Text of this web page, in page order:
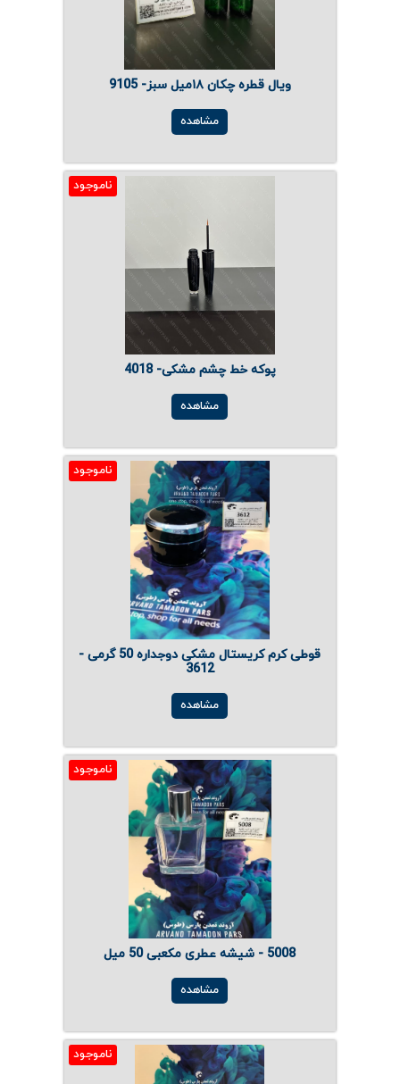
ویال قطره چکان ۱۸میل سبز- 9105
مشاهده
ناموجود
پوکه خط چشم مشکی- 4018
مشاهده
ناموجود
قوطی کرم کریستال مشکی دوجداره 50 گرمی -
3612
مشاهده
ناموجود
5008 - شیشه عطری مکعبی 50 میل
مشاهده
ناموجود